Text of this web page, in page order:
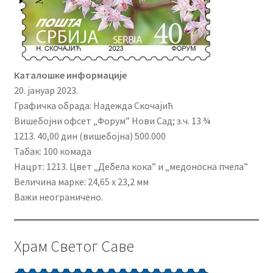
Каталошке информације
20. јануар 2023.
Графичка обрада: Надежда Скочајић
Вишебојни офсет „Форум” Нови Сад; з.ч. 13 ¾
1213. 40,00 дин (вишебојна) 500.000
Табак: 100 комада
Нацрт: 1213. Цвет „Дебела кока” и „медоносна пчела”
Величина марке: 24,65 x 23,2 мм
Важи неограничено.
Храм Светог Саве